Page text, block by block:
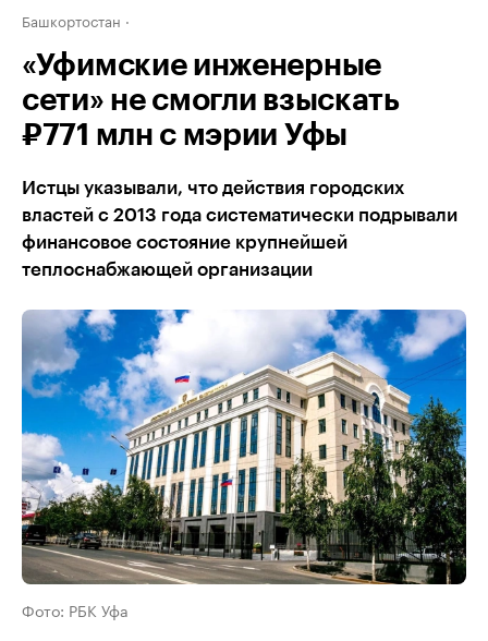
Башкортостан
«Уфимские инженерные
сети» не смогли взыскать
₽771 млн с мэрии Уфы
Истцы указывали, что действия городских
властей с 2013 года систематически подрывали
финансовое состояние крупнейшей
теплоснабжающей организации
Фото: РБК Уфа